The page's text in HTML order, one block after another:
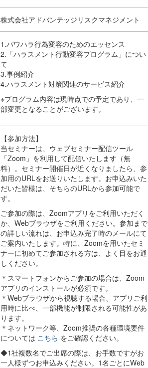
株式会社アドバンテッジリスクマネジメント
1.パワハラ行為変容のためのエッセンス
2.「ハラスメント行動変容プログラム」につい
て
3.事例紹介
4.ハラスメント対策関連のサービス紹介
※プログラム内容は現時点での予定であり、一
部変更となることがございます。
【参加方法】
当セミナーは、ウェブセミナー配信ツール
「Zoom」を利用して配信いたします（無
料）。セミナー開催日が近くなりましたら、参
加用のURLをお送りいたします。お申込みいた
だいた皆様は、そちらのURLから参加可能で
す。
ご参加の際は、Zoomアプリをご利用いただく
か、Webブラウザをご利用ください。参加まで
の詳しい流れは、お申込み完了時のメールにて
ご案内いたします。特に、Zoomを用いたセミ
ナーに初めてご参加される方は、よく目をお通
しください。
＊スマートフォンからご参加の場合は、Zoom
アプリのインストールが必須です。
＊Webブラウザから視聴する場合、アプリご利
用時に比べ、一部機能が制限される可能性があ
ります。
＊ネットワーク等、Zoom推奨の各種環境要件
については こちら をご確認ください。
◆1社複数名でご出席の際は、お手数ですがお
一人様ずつお申込みください。1名ごとにWeb